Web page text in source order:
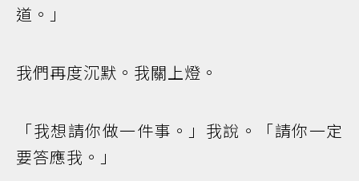
道。」
我們再度沉默。我關上燈。
「我想請你做一件事。」我說。「請你一定
要答應我。」